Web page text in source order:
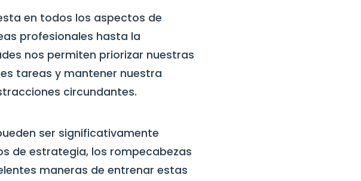
en todos los aspectos de
profesionales hasta la
nos permiten priorizar nuestras
tareas y mantener nuestra
circundantes.
ser significativamente
de estrategia, los rompecabezas
maneras de entrenar estas